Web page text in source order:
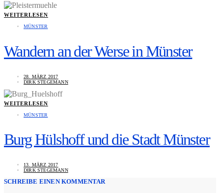
WEITERLESEN
MÜNSTER
Wandern an der Werse in Münster
28. MÄRZ 2017
DIRK STEGEMANN
WEITERLESEN
MÜNSTER
Burg Hülshoff und die Stadt Münster
13. MÄRZ 2017
DIRK STEGEMANN
SCHREIBE EINEN KOMMENTAR